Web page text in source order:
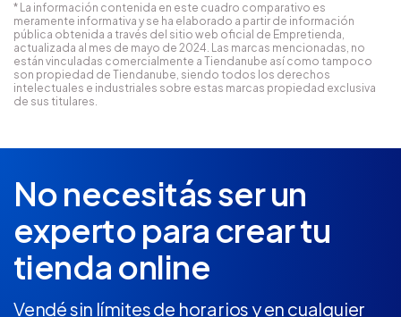
* La información contenida en este cuadro comparativo es
meramente informativa y se ha elaborado a partir de información
pública obtenida a través del sitio web oficial de Empretienda,
actualizada al mes de mayo de 2024. Las marcas mencionadas, no
están vinculadas comercialmente a Tiendanube así como tampoco
son propiedad de Tiendanube, siendo todos los derechos
intelectuales e industriales sobre estas marcas propiedad exclusiva
de sus titulares.
No necesitás ser un
expertopara crear tu
tienda online
Vendé sin límites de horarios y en cualquier